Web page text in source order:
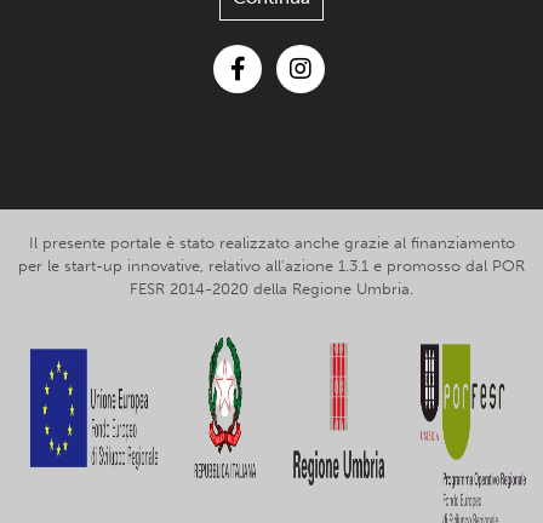
Il presente portale è stato realizzato anche grazie al finanziamento
per le start-up innovative, relativo all’azione 1.3.1 e promosso dal POR
FESR 2014-2020 della Regione Umbria.